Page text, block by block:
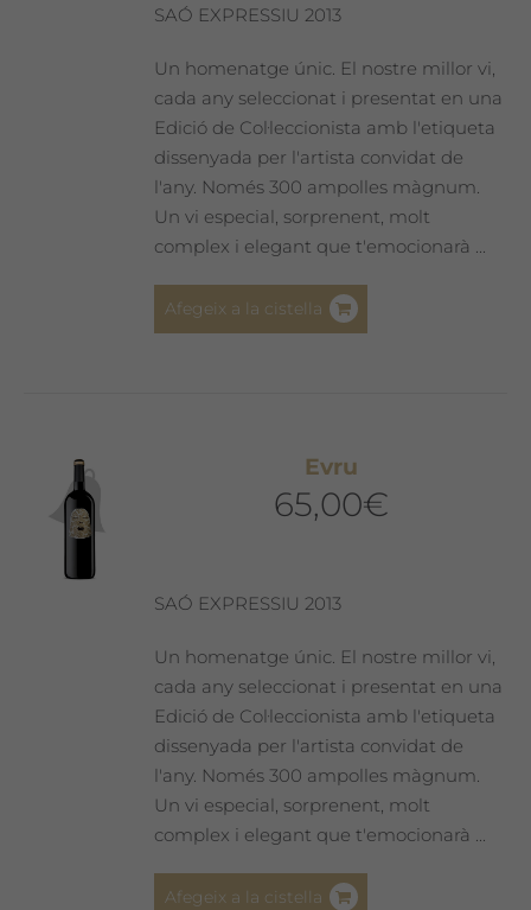
pàgina
del
producte
SAÓ EXPRESSIU 2013
Un homenatge únic. El nostre millor vi,
cada any seleccionat i presentat en una
Edició de Col·leccionista amb l'etiqueta
dissenyada per l'artista convidat de
l'any. Només 300 ampolles màgnum.
Un vi especial, sorprenent, molt
complex i elegant que t'emocionarà ...
Afegeix a la cistella
Evru
65,00€
SAÓ EXPRESSIU 2013
Un homenatge únic. El nostre millor vi,
cada any seleccionat i presentat en una
Edició de Col·leccionista amb l'etiqueta
dissenyada per l'artista convidat de
l'any. Només 300 ampolles màgnum.
Un vi especial, sorprenent, molt
complex i elegant que t'emocionarà ...
Afegeix a la cistella